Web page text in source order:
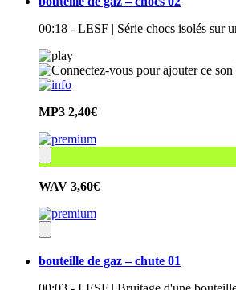
00:18 - LESF | Série chocs isolés sur
MP3 2,40€
WAV 3,60€
bouteille de gaz – chute 01